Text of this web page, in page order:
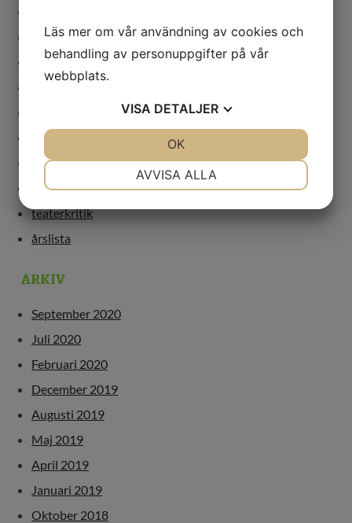
nycirkus
opera
scenkonst
teater
teaterbok
teaterkritik
årslista
ARKIV
September 2020
Juli 2020
Februari 2020
December 2019
Augusti 2019
Maj 2019
April 2019
Januari 2019
Oktober 2018
Läs mer om vår användning av cookies och
behandling av personuppgifter på vår
webbplats.
VISA DETALJER
MARKNADSFÖRING
AVVISA ALLA
OK